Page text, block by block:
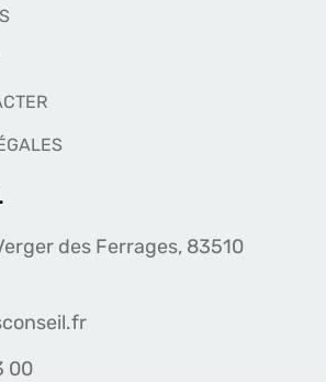
des Ferrages, 83510
00